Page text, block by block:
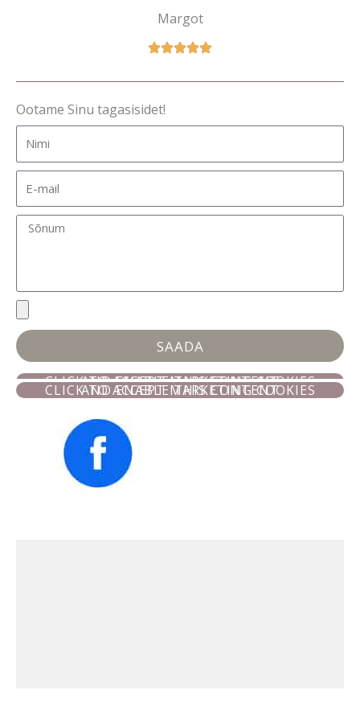
Margot
Ootame Sinu tagasisidet!
SAADA
CLICK TO ACCEPT MARKETING COOKIES AND ENABLE THIS CONTENT
CLICK TO ACCEPT MARKETING COOKIES AND ENABLE THIS CONTENT